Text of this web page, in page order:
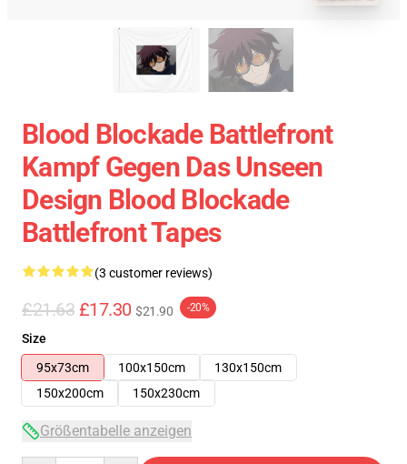
Blood Blockade Battlefront
Kampf Gegen Das Unseen
Design Blood Blockade
Battlefront Tapes
(3 customer reviews)
£21.63 £17.30 $21.90 -20%
Size
95x73cm
100x150cm
130x150cm
150x200cm
150x230cm
Größentabelle anzeigen